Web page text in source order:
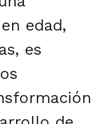
edad,
es